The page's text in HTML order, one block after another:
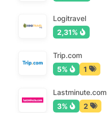
Logitravel
2,31%
Trip.com
5%
1
Lastminute.com
3%
2